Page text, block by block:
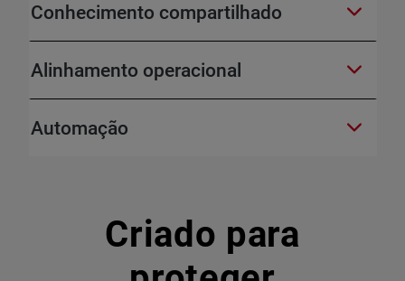
Conhecimento compartilhado
Alinhamento operacional
Automação
Criado para